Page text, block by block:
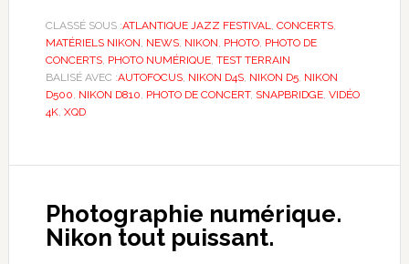
CLASSÉ SOUS :ATLANTIQUE JAZZ FESTIVAL CONCERTS,
MATÉRIELS NIKON NEWS, NIKON PHOTO, PHOTO DE
CONCERTS, PHOTO NUMÉRIQUE, TEST TERRAIN
BALISÉ AVEC :AUTOFOCUS, NIKON D4S, NIKON D5, NIKON
D500 NIKON D810 PHOTO DE CONCERT, SNAPBRIDGE, VIDÉO
4K, XQD
Photographie numérique.
Nikon tout puissant.